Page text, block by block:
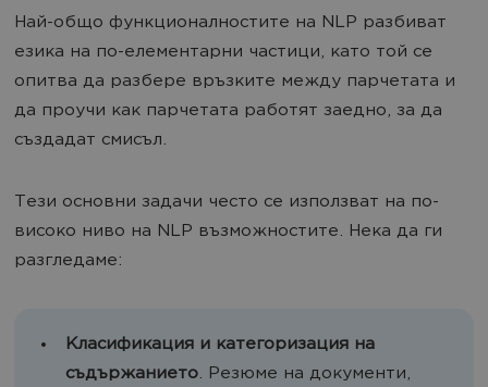
Най-общо функционалностите на NLP разбиват
езика на по-елементарни частици, като той се
опитва да разбере връзките между парчетата и
да проучи как парчетата работят заедно, за да
създадат смисъл.
Тези основни задачи често се използват на по-
високо ниво на NLP възможностите. Нека да ги
разгледаме:
Класификация и категоризация на
съдържанието. Резюме на документи,